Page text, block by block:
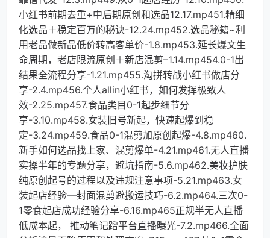
小红书前期去重+中后期原创和选品12.17.mp451.精细
化选品＋稳定百万的秘诀-12.24.mp452.选品秘籍~利
用老品做新品低价转高客单价-1.8.mp453.延长爆文生
命周期，老店限流原创＋新店混剪–1.14.mp454.0-1出
结果全流程分享-1.21.mp455.淘拼转战小红书做店分
享-2.4.mp456.个人allin小红书，如何发挥极致人
效-2.25.mp457.食品类目0-1起步细节分
享-3.10.mp458.女装旧号新起，快速起爆到稳
定-3.24.mp459.食品0-1混剪加原创起爆-4.8.mp460.
新手如何选品找上家、混剪爆单-4.21.mp461.无人直播
实操半年的专题分享，避坑指南-5.6.mp462.美妆护肤
纯原创起号的过程以及违规注意事项-5.21.mp463.女
装起店经验—封面混剪避搬运技巧-6.2.mp464.三次0-
1零食起店成功经验分享-6.16.mp465正规半无人直播
低成本起， 推动笔记蹭平台直播曝光-7.2.mp466.全面